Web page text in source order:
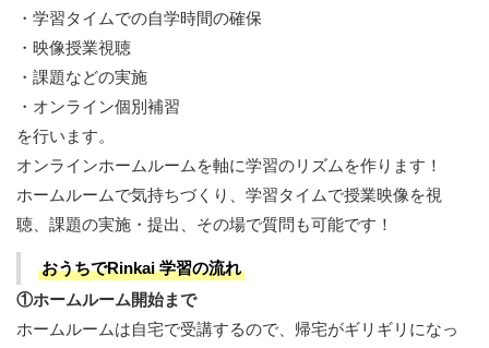
・学習タイムでの自学時間の確保
・映像授業視聴
・課題などの実施
・オンライン個別補習
を行います。
オンラインホームルームを軸に学習のリズムを作ります！
ホームルームで気持ちづくり、学習タイムで授業映像を視
聴、課題の実施・提出、その場で質問も可能です！
おうちでRinkai 学習の流れ
①ホームルーム開始まで
ホームルームは自宅で受講するので、帰宅がギリギリになっ